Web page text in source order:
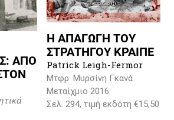
ΑΠΟ
Η ΑΠΑΓΩΓΗ ΤΟΥ
ΣΤΡΑΤΗΓΟΥ ΚΡΑΙΠΕ
Patrick Leigh-Fermor
Μτφρ. Μυρσίνη Γκανά
Μεταίχμιο 2016
Σελ. 294, τιμή εκδότη €15,50